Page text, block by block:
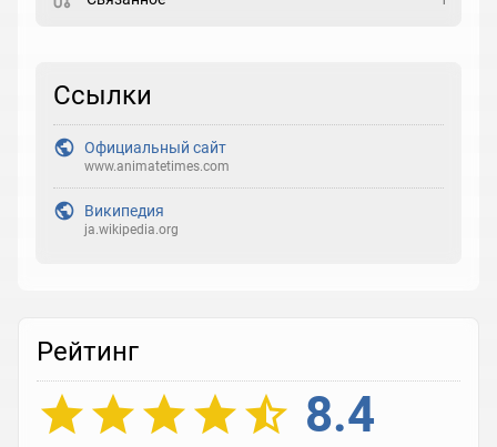
Реакция
Ссылки
Официальный сайт
www.animatetimes.com
Википедия
ja.wikipedia.org
Рейтинг
8.4